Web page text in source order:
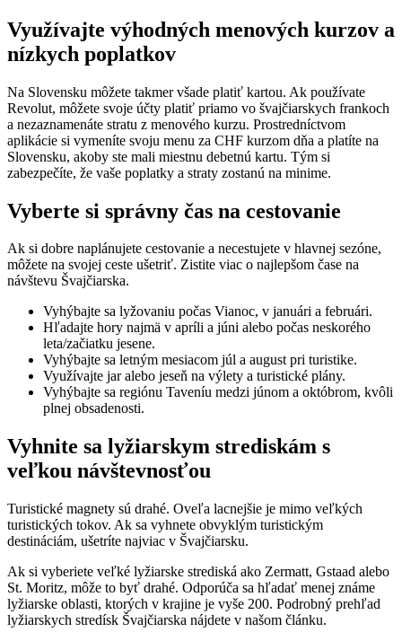
Využívajte výhodných menových kurzov a
nízkych poplatkov
Na Slovensku môžete takmer všade platiť kartou. Ak používate
Revolut, môžete svoje účty platiť priamo vo švajčiarskych frankoch
a nezaznamenáte stratu z menového kurzu. Prostredníctvom
aplikácie si vymeníte svoju menu za CHF kurzom dňa a platíte na
Slovensku, akoby ste mali miestnu debetnú kartu. Tým si
zabezpečíte, že vaše poplatky a straty zostanú na minime.
Vyberte si správny čas na cestovanie
Ak si dobre naplánujete cestovanie a necestujete v hlavnej sezóne,
môžete na svojej ceste ušetriť. Zistite viac o najlepšom čase na
návštevu Švajčiarska.
Vyhýbajte sa lyžovaniu počas Vianoc, v januári a februári.
Hľadajte hory najmä v apríli a júni alebo počas neskorého
leta/začiatku jesene.
Vyhýbajte sa letným mesiacom júl a august pri turistike.
Využívajte jar alebo jeseň na výlety a turistické plány.
Vyhýbajte sa regiónu Taveníu medzi júnom a októbrom, kvôli
plnej obsadenosti.
Vyhnite sa lyžiarskym strediskám s
veľkou návštevnosťou
Turistické magnety sú drahé. Oveľa lacnejšie je mimo veľkých
turistických tokov. Ak sa vyhnete obvyklým turistickým
destináciám, ušetríte najviac v Švajčiarsku.
Ak si vyberiete veľké lyžiarske strediská ako Zermatt, Gstaad alebo
St. Moritz, môže to byť drahé. Odporúča sa hľadať menej známe
lyžiarske oblasti, ktorých v krajine je vyše 200. Podrobný prehľad
lyžiarskych stredísk Švajčiarska nájdete v našom článku.